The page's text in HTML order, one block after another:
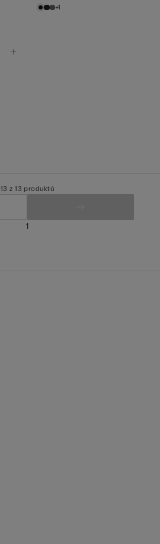
+1
13 z 13 produktů
1